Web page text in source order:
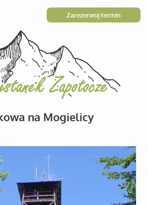
Zarezerwuj termin
na Mogielicy